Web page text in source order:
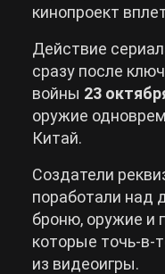
кинопроект
Действие
сразу после
войны 23
оружие
Китай.
Создатели
поработали над
броню, оружие и
которые точь-в-
из видеоигры.